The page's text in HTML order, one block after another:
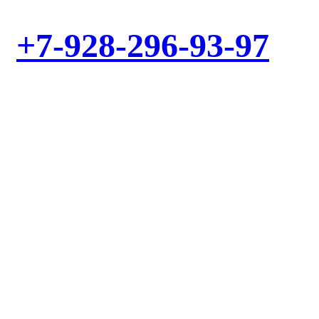
+7-928-296-93-97